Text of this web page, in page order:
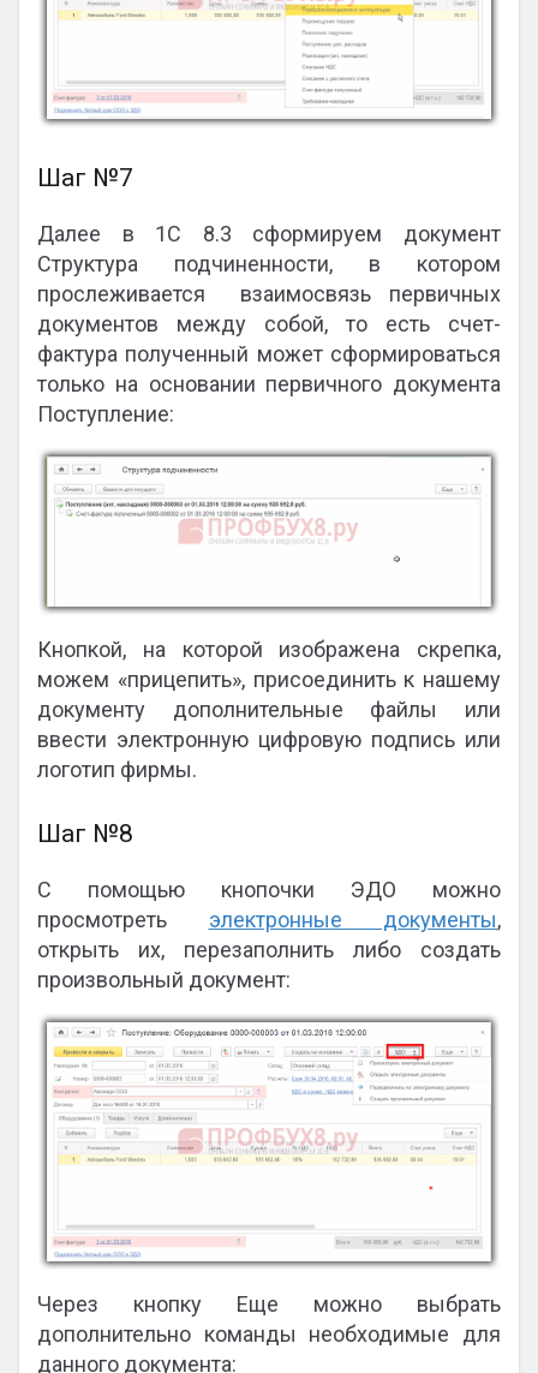
Шаг №7
Далее в 1С 8.3 сформируем документ
Структура подчиненности, в котором
прослеживается взаимосвязь первичных
документов между собой, то есть счет-
фактура полученный может сформироваться
только на основании первичного документа
Поступление:
Кнопкой, на которой изображена скрепка,
можем «прицепить», присоединить к нашему
документу дополнительные файлы или
ввести электронную цифровую подпись или
логотип фирмы.
Шаг №8
С помощью кнопочки ЭДО можно
просмотреть электронные документы,
открыть их, перезаполнить либо создать
произвольный документ:
Через кнопку Еще можно выбрать
дополнительно команды необходимые для
данного документа: